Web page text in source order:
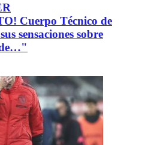
Cuerpo Técnico de
sensaciones sobre
de…"